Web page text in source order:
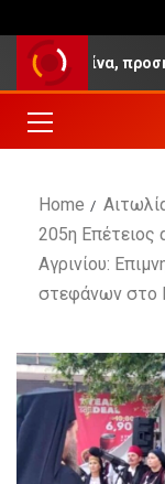
οι γονείς
Home
205η Επέτειος
Αγρινίου:
στεφάνων στο